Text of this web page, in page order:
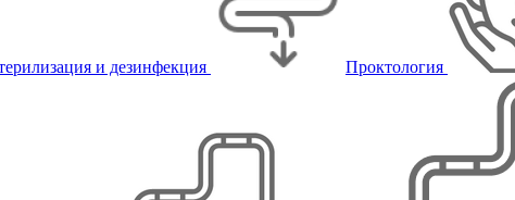
и дезинфекция Проктология